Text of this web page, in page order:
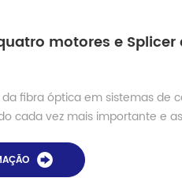
motores e
fibra óptica em sistemas
cada vez mais importante e